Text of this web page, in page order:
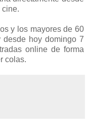
cine.
y los mayores de 60
desde hoy domingo 7
online de forma
colas.